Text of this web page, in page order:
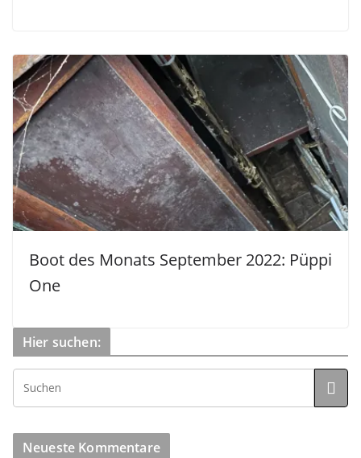
Boot des Monats September 2022: Püppi
One
Hier suchen:
Neueste Kommentare